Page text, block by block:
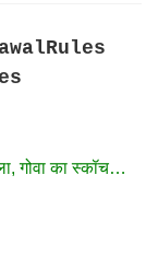
गोवा का स्कॉच…